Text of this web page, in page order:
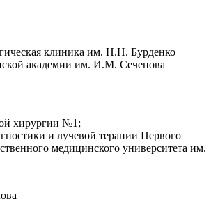
клиника им. Н.Н. Бурденко
академии им. И.М. Сеченова
хирургии №1;
и лучевой терапии Первого
медицинского университета им.